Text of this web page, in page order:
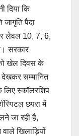
दिया कि
जागृति पैदा
लेवल 10, 7, 6,
सरकार
को खेल दिवस के
सम्मानित
स्कॉलरशिप
छपरा में
जा रही है,
खिलाड़ियों